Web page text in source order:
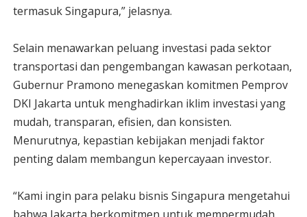
termasuk Singapura,” jelasnya.
Selain menawarkan peluang investasi pada sektor
transportasi dan pengembangan kawasan perkotaan,
Gubernur Pramono menegaskan komitmen Pemprov
DKI Jakarta untuk menghadirkan iklim investasi yang
mudah, transparan, efisien, dan konsisten.
Menurutnya, kepastian kebijakan menjadi faktor
penting dalam membangun kepercayaan investor.
“Kami ingin para pelaku bisnis Singapura mengetahui